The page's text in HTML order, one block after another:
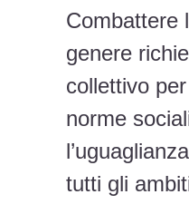
Combattere
genere
collettivo
norme
tutti gli